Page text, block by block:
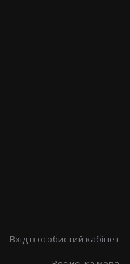
Вхід в особистий кабінет